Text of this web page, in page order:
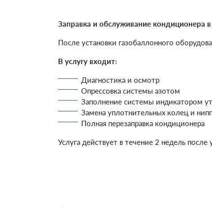
Заправка и обслуживание кондиционера
После установки газобаллонного
В услугу входит:
Диагностика и осмотр
Опрессовка системы азотом
Заполнение системы индикатором
Замена уплотнительных колец и
Полная перезаправка кондиционера
Услуга действует в течение 2 недель после